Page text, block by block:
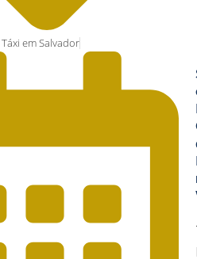
em Salvador